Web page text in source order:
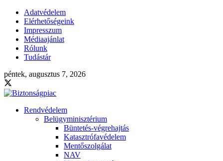
Adatvédelem
Elérhetőségeink
Impresszum
Médiaajánlat
Rólunk
Tudástár
péntek, augusztus 7, 2026
Rendvédelem
Belügyminisztérium
Büntetés-végrehajtás
Katasztrófavédelem
Mentőszolgálat
NAV